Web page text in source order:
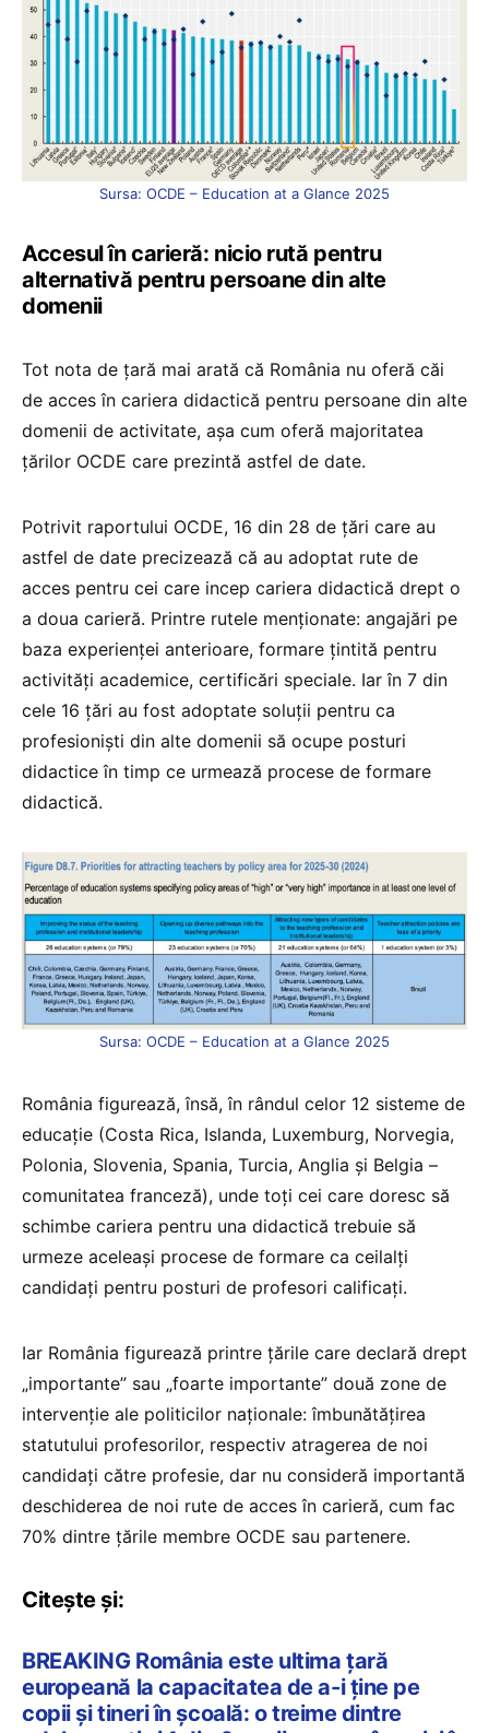
Sursa: OCDE – Education at a Glance 2025
Accesul în carieră: nicio rută pentru
alternativă pentru persoane din alte
domenii
Tot nota de țară mai arată că România nu oferă căi
de acces în cariera didactică pentru persoane din alte
domenii de activitate, așa cum oferă majoritatea
țărilor OCDE care prezintă astfel de date.
Potrivit raportului OCDE, 16 din 28 de țări care au
astfel de date precizează că au adoptat rute de
acces pentru cei care incep cariera didactică drept o
a doua carieră. Printre rutele menționate: angajări pe
baza experienței anterioare, formare țintită pentru
activități academice, certificări speciale. Iar în 7 din
cele 16 țări au fost adoptate soluții pentru ca
profesioniști din alte domenii să ocupe posturi
didactice în timp ce urmează procese de formare
didactică.
Sursa: OCDE – Education at a Glance 2025
România figurează, însă, în rândul celor 12 sisteme de
educație (Costa Rica, Islanda, Luxemburg, Norvegia,
Polonia, Slovenia, Spania, Turcia, Anglia și Belgia –
comunitatea franceză), unde toți cei care doresc să
schimbe cariera pentru una didactică trebuie să
urmeze aceleași procese de formare ca ceilalți
candidați pentru posturi de profesori calificați.
Iar România figurează printre țările care declară drept
„importante” sau „foarte importante” două zone de
intervenție ale politicilor naționale: îmbunătățirea
statutului profesorilor, respectiv atragerea de noi
candidați către profesie, dar nu consideră importantă
deschiderea de noi rute de acces în carieră, cum fac
70% dintre țările membre OCDE sau partenere.
Citește și:
BREAKING România este ultima țară
europeană la capacitatea de a-i ține pe
copii și tineri în școală: o treime dintre